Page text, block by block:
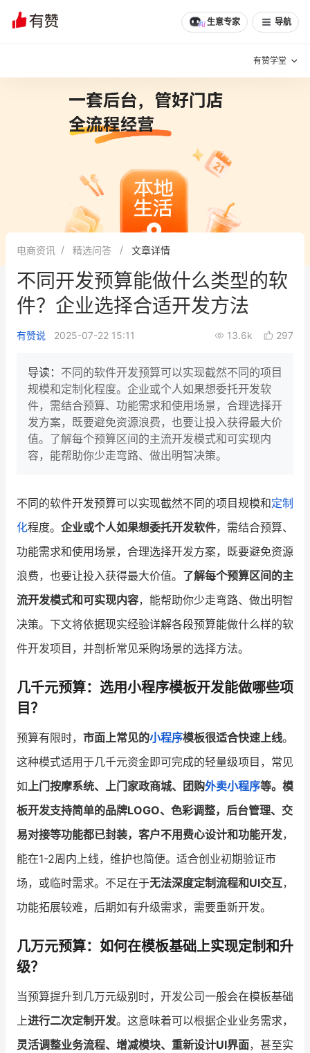
生意专家 导航
有赞学堂
增长方法
有赞专家说
新零售最佳实践
面对面聊增长
新零售大会 新零售茶会
增长产品指南
智库 产品场景库
产品更新动态 帮助中心
品牌消费观 行业报告
新零售资讯
培训课程
增长俱乐部
增长俱乐部 有赞商盟
商家社区
入驻有赞 认证代理商
认证服务商 设计服务商
有赞云 数据通服务
文章 问诊 分享
电商资讯 精选问答 文章详情
不同开发预算能做什么类型的软
件？企业选择合适开发方法
有赞说 2025-07-22 15:11 13.6k 297
导读： 不同的软件开发预算可以实现截然不同的项目
规模和定制化程度。企业或个人如果想委托开发软
件，需结合预算、功能需求和使用场景，合理选择开
发方案，既要避免资源浪费，也要让投入获得最大价
值。了解每个预算区间的主流开发模式和可实现内
容，能帮助你少走弯路、做出明智决策。
不同的软件开发预算可以实现截然不同的项目规模和定制
化程度。 企业或个人如果想委托开发软件，需结合预算、
功能需求和使用场景，合理选择开发方案，既要避免资源
浪费，也要让投入获得最大价值。 了解每个预算区间的主
流开发模式和可实现内容，能帮助你少走弯路、做出明智
决策。下文将依据现实经验详解各段预算能做什么样的软
件开发项目，并剖析常见采购场景的选择方法。
几千元预算：选用小程序模板开发能做哪些项
目？
预算有限时， 市面上常见的小程序模板很适合快速上线。
这种模式适用于几千元资金即可完成的轻量级项目，常见
如上门按摩系统、上门家政商城、团购外卖小程序等。模
板开发支持简单的品牌LOGO、色彩调整，后台管理、交
易对接等功能都已封装，客户不用费心设计和功能开发，
能在1-2周内上线，维护也简便。适合创业初期验证市
场，或临时需求。不足在于无法深度定制流程和UI交互，
功能拓展较难，后期如有升级需求，需要重新开发。
几万元预算：如何在模板基础上实现定制和升
级？
当预算提升到几万元级别时，开发公司一般会在模板基础
上进行二次定制开发。这意味着可以根据企业业务需求，
灵活调整业务流程、增减模块、重新设计UI界面，甚至实